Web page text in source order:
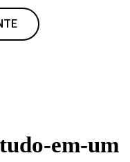
em-um